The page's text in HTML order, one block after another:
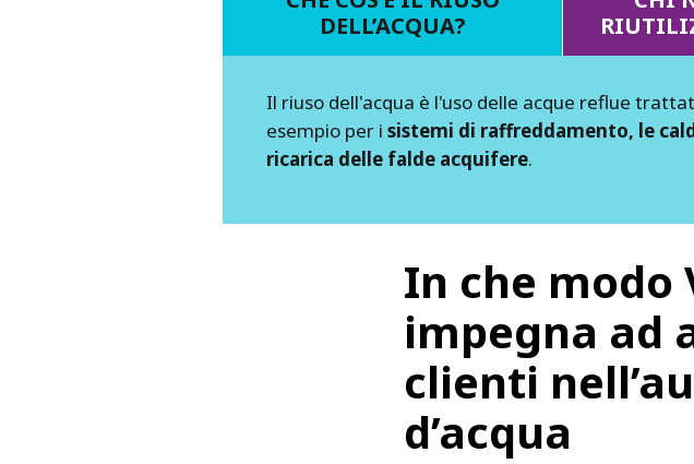
DELL’ACQUA?
Il riuso dell'acqua è l'uso delle acque reflue
esempio per i sistemi di raffreddamento, le
ricarica delle falde acquifere.
In che modo
impegna ad
clienti
d’acqua